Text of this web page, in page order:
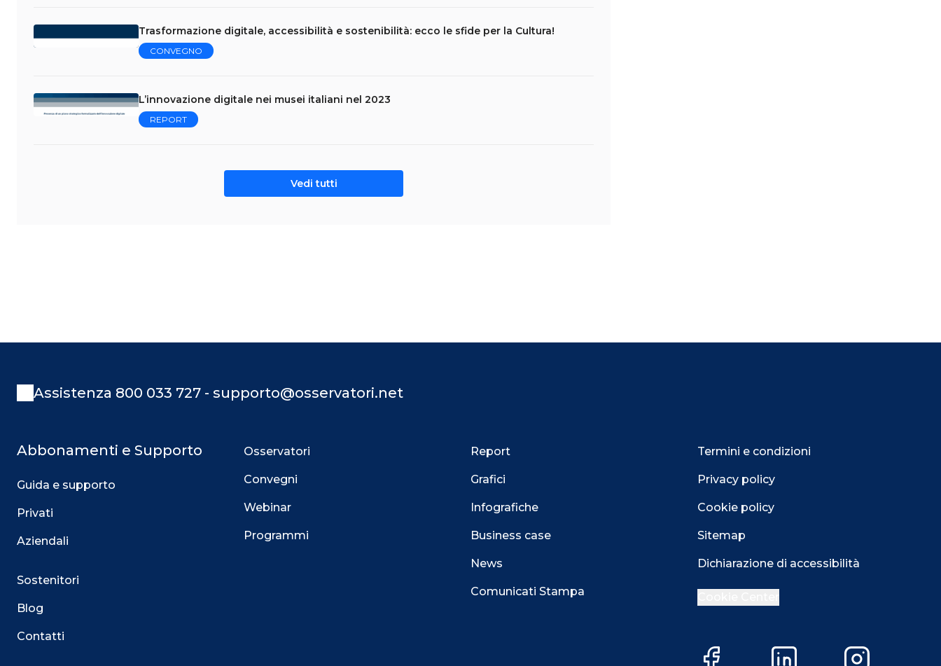
Trasformazione digitale, accessibilità e sostenibilità: ecco le sfide per la Cultura!
CONVEGNO
L’innovazione digitale nei musei italiani nel 2023
REPORT
Vedi tutti
Assistenza 800 033 727 - supporto@osservatori.net
Abbonamenti e Supporto
Guida e supporto
Privati
Aziendali
Sostenitori
Blog
Contatti
Osservatori
Convegni
Webinar
Programmi
Report
Grafici
Infografiche
Business case
News
Comunicati Stampa
Termini e condizioni
Privacy policy
Cookie policy
Sitemap
Dichiarazione di accessibilità